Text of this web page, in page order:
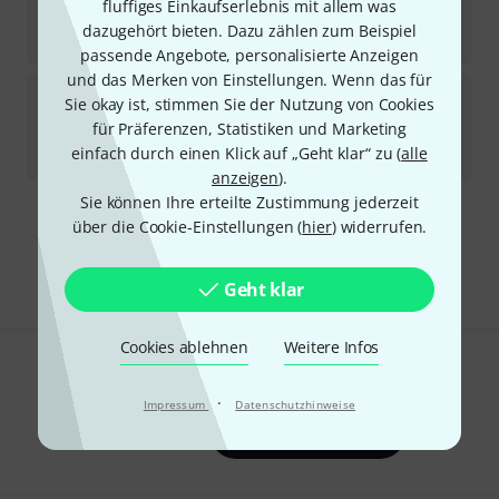
fluffiges Einkaufserlebnis mit allem was
dazugehört bieten. Dazu zählen zum Beispiel
passende Angebote, personalisierte Anzeigen
und das Merken von Einstellungen. Wenn das für
Sie okay ist, stimmen Sie der Nutzung von Cookies
für Präferenzen, Statistiken und Marketing
einfach durch einen Klick auf „Geht klar“ zu (alle
anzeigen).
Sie können Ihre erteilte Zustimmung jederzeit
über die Cookie-Einstellungen (hier) widerrufen.
Geht klar
Cookies ablehnen Weitere Infos
Impressum · Datenschutzhinweise
68 €
RodePodcaster B-Stock
4
Sofort lieferbar
129€
Kostenloser Versand ab 29 €
Gefällt Ihnen, was Sie sehen?